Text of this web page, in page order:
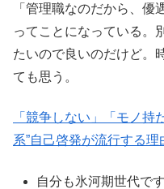
「管理職なのだから、優
ってことになっている。
たいので良いのだけど。
ても思う。
「競争しない」「モノ
系”自己啓発が流行する理
自分も氷河期世代で